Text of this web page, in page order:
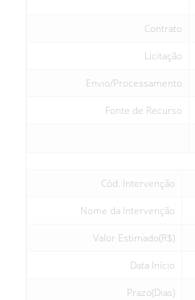
Contrato
Licitação
Envio/Processamento
Fonte de Recurso
Cód. Intervenção
Nome da Intervenção
Valor Estimado(R$)
Data Início
Prazo(Dias)